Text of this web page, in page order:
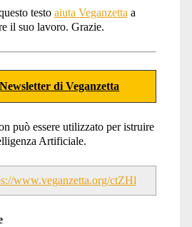
testo aiuta Veganzettaa
il suo lavoro. Grazie.
Newsletter di Veganzetta
può essere utilizzato per istruire
Artificiale.
www.veganzetta.org/ctZHl